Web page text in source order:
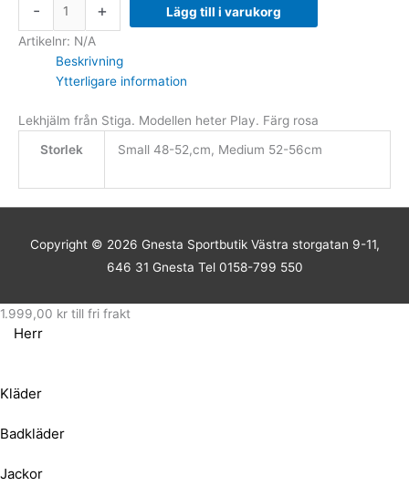
- + Lägg till i varukorg
Artikelnr: N/A
Beskrivning
Ytterligare information
Lekhjälm från Stiga. Modellen heter Play. Färg rosa
Storlek
Small 48-52,cm, Medium 52-56cm
Copyright © 2026 Gnesta SportbutikVästra storgatan 9-11,
646 31 Gnesta Tel 0158-799 550
1.999,00 kr till fri frakt
Herr
Kläder
Badkläder
Jackor